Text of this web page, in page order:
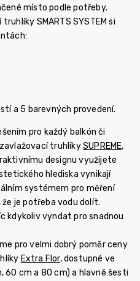
místo podle potřeby.
SMARTS SYSTEM si
a 5 barevných provedení.
pro každý balkón či
truhlíkySUPREME,
designu využijete
hlediska vynikají
systémem pro měření
je potřeba vodu dolít.
kdykoliv vyndat pro snadnou
pro velmi dobrý poměr ceny
Extra Flor, dostupné ve
60 cm a 80 cm) a hlavně šesti